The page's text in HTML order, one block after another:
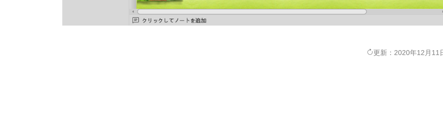
更新：2020年12月11